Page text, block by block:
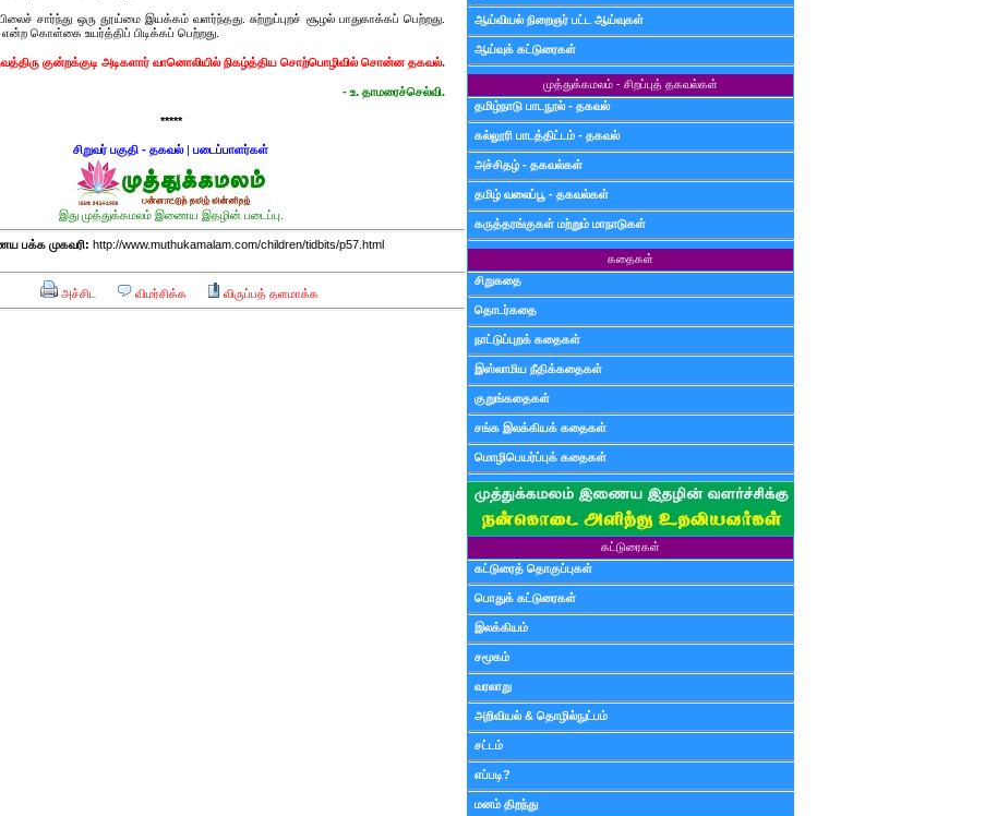
சார்ந்து ஒரு தூய்மை இயக்கம் வளர்ந்தது. சுற்றுப்புறச் சூழல் பாதுகாக்கப் பெற்றது.
கொள்கை உயர்த்திப் பிடிக்கப் பெற்றது.
குன்றக்குடி அடிகளார் வானொலியில் நிகழ்த்திய சொற்பொழிவில் சொன்ன தகவல்.
- உ. தாமரைச்செல்வி.
*****
சிறுவர் பகுதி - தகவல்| படைப்பாளர்கள்
இது முத்துக்கமலம் இணைய இதழின் படைப்பு.
பக்க முகவரி: http://www.muthukamalam.com/children/tidbits/p57.html
அச்சிட விமர்சிக்க விருப்பத் தளமாக்க
ஆய்வியல் நிறைஞர் பட்ட ஆய்வுகள்
ஆய்வுக் கட்டுரைகள்
முத்துக்கமலம் - சிறப்புத் தகவல்கள்
தமிழ்நாடு பாடநூல் - தகவல்
கல்லூரி பாடத்திட்டம் - தகவல்
அச்சிதழ் - தகவல்கள்
தமிழ் வலைப்பூ - தகவல்கள்
கருத்தரங்குகள் மற்றும் மாநாடுகள்
கதைகள்
சிறுகதை
தொடர்கதை
நாட்டுப்புறக் கதைகள்
இஸ்லாமிய நீதிக்கதைகள்
குறுங்கதைகள்
சங்க இலக்கியக் கதைகள்
மொழிபெயர்ப்புக் கதைகள்
கட்டுரைகள்
கட்டுரைத் தொகுப்புகள்
பொதுக் கட்டுரைகள்
இலக்கியம்
சமூகம்
வரலாறு
அறிவியல் & தொழில்நுட்பம்
சட்டம்
எப்படி?
மனம் திறந்து